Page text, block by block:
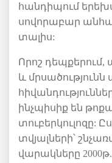
հանդիպում
սովորաբար
տալիս:
Որոշ դեպքերում,
և մրսածությունն
ինչպիսիք են
տուբերկուլոզը:
տվյալների՝
վարակները 2000թ.